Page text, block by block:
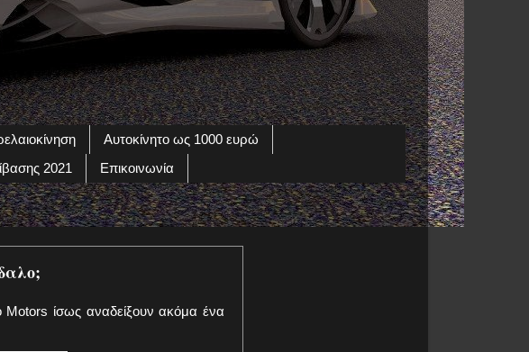
Αυτοκίνητο ως 1000 ευρώ
2021 Επικοινωνία
Motors ίσως αναδείξουν ακόμα ένα